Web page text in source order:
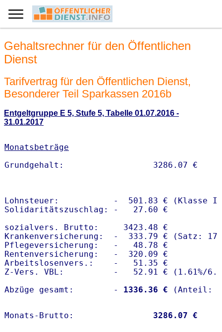
Gehaltsrechner für den Öffentlichen
Dienst
Tarifvertrag für den Öffentlichen Dienst,
Besonderer Teil Sparkassen 2016b
Entgeltgruppe E 5, Stufe 5, Tabelle 01.07.2016 -
31.01.2017
Monatsbeträge
Lohnsteuer:           -  501.83 € (Klasse I)
Solidaritätszuschlag: -   27.60 €
sozialvers. Brutto:     3423.48 €
Krankenversicherung:  -  333.79 € (Satz:
Pflegeversicherung:   -   48.78 €
Rentenversicherung:   -  320.09 €
Arbeitslosenvers.:    -   51.35 €
Z-Vers. VBL:          -   52.91 € ( 1.61%/
Abzüge gesamt:        -
1336.36 €
Monats-Brutto: 3286.07 €